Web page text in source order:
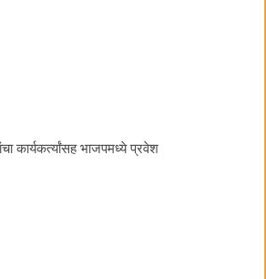
कार्यकर्त्यांसह भाजपमध्ये प्रवेश